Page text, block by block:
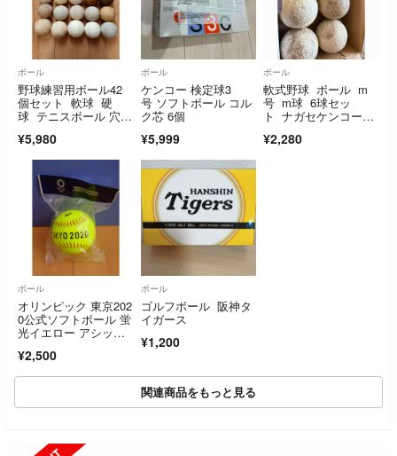
ボール
野球練習用ボール42
個セット 軟球 硬
球 テニスボール 穴あ
¥5,980
ボール
ケンコー 検定球3
号 ソフトボール コル
ク芯 6個
¥5,999
ボール
軟式野球 ボール m
号 m球 6球セッ
ト ナガセケンコー5
¥2,280
ボール
オリンピック 東京202
0公式ソフトボール 蛍
光イエロー アシック
¥2,500
ボール
ゴルフボール 阪神タ
イガース
¥1,200
関連商品をもっと見る